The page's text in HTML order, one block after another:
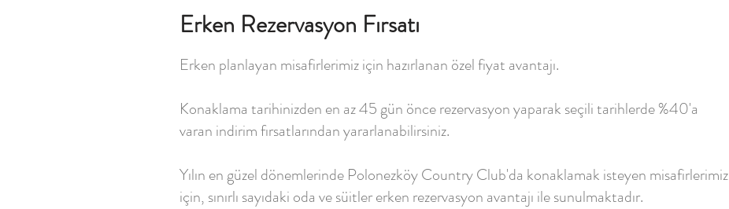
Erken Rezervasyon Fırsatı
Erken planlayan misafirlerimiz için hazırlanan özel fiyat avantajı.
Konaklama tarihinizden en az 45 gün önce rezervasyon yaparak seçili tarihlerde %40'a
varan indirim fırsatlarından yararlanabilirsiniz.
Yılın en güzel dönemlerinde Polonezköy Country Club'da konaklamak isteyen misafirlerimiz
için, sınırlı sayıdaki oda ve süitler erken rezervasyon avantajı ile sunulmaktadır.